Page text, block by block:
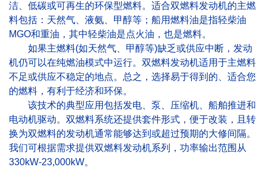
洁、低碳或可再生的环保型燃料。适合双燃料发动机的主燃
料包括：天然气、液氨、甲醇等；船用燃料油是指轻柴油
MGO和重油，其中轻柴油是点火油，也是燃料。
如果主燃料(如天然气、甲醇等)缺乏或供应中断，发动
机仍可以在纯燃油模式中运行。双燃料发动机适用于主燃料
不足或供应不稳定的地点。总之，选择易于得到的、适合您
的燃料，有利于经济和环保。
该技术的典型应用包括发电、泵、压缩机、船舶推进和
电动机驱动。双燃料系统还提供套件形式，便于改装，且转
换为双燃料的发动机通常能够达到或超过预期的大修间隔。
我们可根据需求提供双燃料发动机系列，功率输出范围从
330kW-23,000kW。